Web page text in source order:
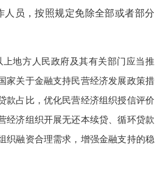
人员，按照规定免除全部或者部分
上地方人民政府及其有关部门应当推
家关于金融支持民营经济发展政策措
款占比，优化民营经济组织授信评价
经济组织开展无还本续贷、循环贷款
织融资合理需求，增强金融支持的稳